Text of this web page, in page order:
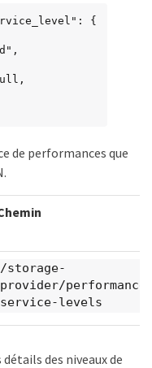
de performances que
/storage-
provider/
service-levels
des niveaux de